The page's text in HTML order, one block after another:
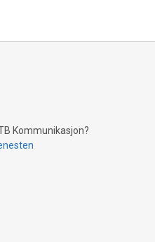
Kommunikasjon?